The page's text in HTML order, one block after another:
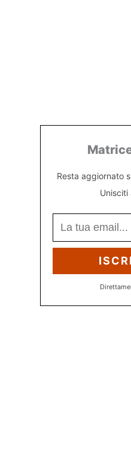
Resta aggiornato
Unisciti